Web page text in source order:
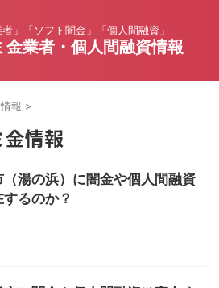
」「ソフト闇金」「個人間融資」
金業者・個人間融資情報
報 >
情報
（湯の浜）に闇金や個人間融資
るのか？